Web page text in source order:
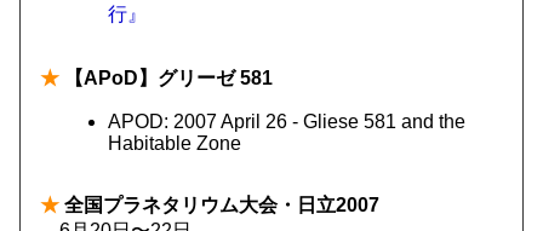
行』
★ 【APoD】グリーゼ 581
APOD: 2007 April 26 - Gliese 581 and the
Habitable Zone
★ 全国プラネタリウム大会・日立2007